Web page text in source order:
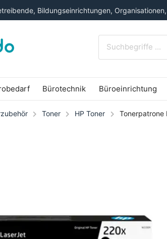
Bildungseinrichtungen,
Bürotechnik Büroeinrichtung
Toner HP Toner Tonerpatrone